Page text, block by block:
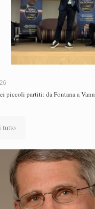
piccoli partiti: da Fontana a
tutto